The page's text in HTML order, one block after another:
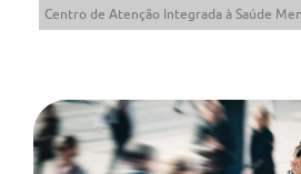
Centro de Atenção Integrada à Saúde